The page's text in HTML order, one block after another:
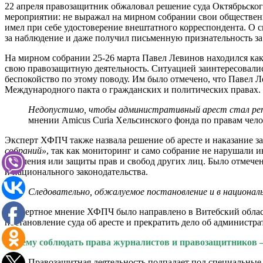
22 апреля правозащитник обжаловал решение суда
мероприятии: не выражал на мирном собрании свои
имел при себе удостоверение внештатного корреспондента.
за наблюдение и даже получил письменную признательность
На мирном собрании 25-26 марта Павел Левинов находился
свою правозащитную деятельность. Ситуацией
беспокойство по этому поводу. Им было отмечено, что Павел
Международного пакта о гражданских и политических правах.
Недопустимо, чтобы административный арест стал
мнении Amicus Curia Хельсинского фонда по правам
Эксперт ХФПЧ также назвала решение об аресте и наказание
собраний», так как мониторинг и само собрание не нарушали
населения или защиты прав и свобод других лиц. Было
и национального законодательства.
Следовательно, обжалуемое постановление и в
Экспертное мнение ХФПЧ было направлено в Витебский
постановление суда об аресте и прекратить дело об
Почему соблюдать права журналистов и